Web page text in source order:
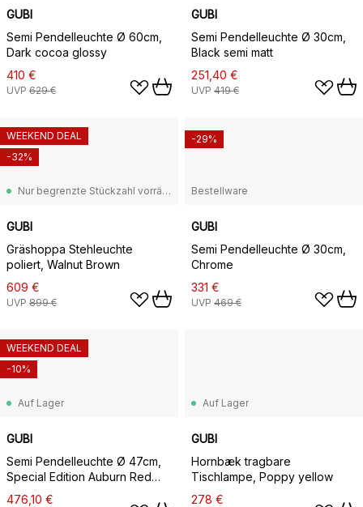
GUBI
Semi Pendelleuchte Ø 60cm,
Dark cocoa glossy
410 €
UVP 629 €
GUBI
Semi Pendelleuchte Ø 30cm,
Black semi matt
251,40 €
UVP 419 €
Nur begrenzte Stückzahl vorrätig
GUBI
Gräshoppa Stehleuchte
poliert, Walnut Brown
609 €
UVP 899 €
WEEKEND DEAL
-32%
Bestellware
GUBI
Semi Pendelleuchte Ø 30cm,
Chrome
331 €
UVP 469 €
-29%
Auf Lager
GUBI
Semi Pendelleuchte Ø 47cm,
Special Edition Auburn Red
semi matt
476,10 €
WEEKEND DEAL
-10%
Auf Lager
GUBI
Hornbæk tragbare
Tischlampe, Poppy yellow
278 €